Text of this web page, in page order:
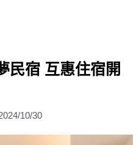
民宿 互惠住宿開
10/30